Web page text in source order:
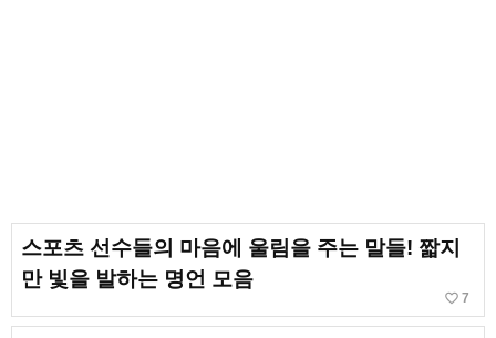
스포츠 선수들의 마음에 울림을 주는 말들! 짧지
만 빛을 발하는 명언 모음
favorite_border 7